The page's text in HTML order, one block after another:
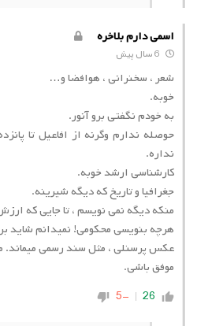
اسمی دارم بلاخره
شعر ، سخنرانی ، هوافضا و…
خوبه.
به خودم نگفتی برو آنور.
حوصله ندارم وگرنه از افاعیل تا
نداره.
کارشناسی ارشد خوبه.
جغرافیا و تاریخ که دیگه شیرینه.
منکه دیگه نمی نویسم ، تا جایی که
هرچه بنویسی محکومی! نمیدانم شاید
عکس پرسنلی ، مثل سند رسمی میماند.
موفق باشی.
26
-5